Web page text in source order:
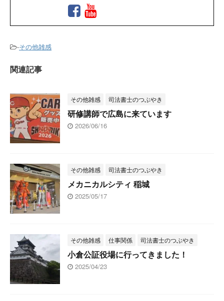
-その他雑感
関連記事
その他雑感 司法書士のつぶやき
研修講師で広島に来ています
2026/06/16
その他雑感 司法書士のつぶやき
メカニカルシティ 稲城
2025/05/17
その他雑感 仕事関係 司法書士のつぶやき
小倉公証役場に行ってきました！
2025/04/23